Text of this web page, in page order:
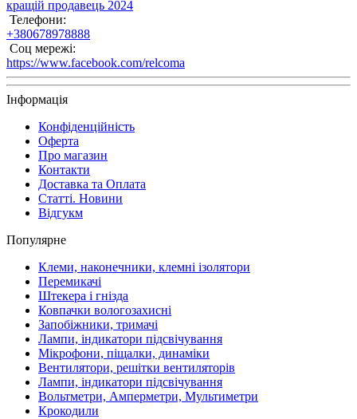
кращій продавець 2024
Телефони:
+380678978888
Соц мережі:
https://www.facebook.com/relcoma
Інформація
Конфіденційність
Оферта
Про магазин
Контакти
Доставка та Оплата
Статті. Новини
Відгукм
Популярне
Клеми, наконечники, клемні ізолятори
Перемикачі
Штекера і гнізда
Ковпачки вологозахисні
Запобіжники, тримачі
Лампи, індикатори підсвічування
Мікрофони, піщалки, динаміки
Вентилятори, решітки вентиляторів
Лампи, індикатори підсвічування
Вольтметри, Амперметри, Мультиметри
Крокодили